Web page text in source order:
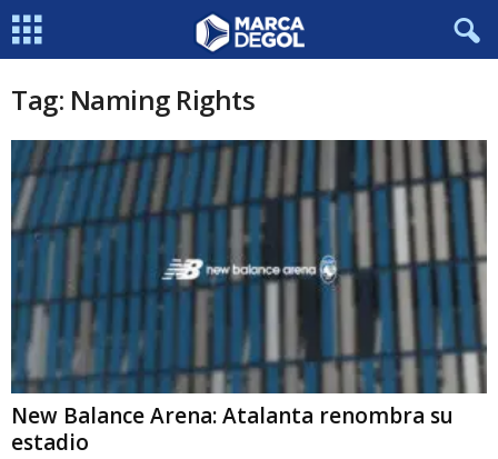
Tag: Naming Rights
New Balance Arena: Atalanta renombra su
estadio